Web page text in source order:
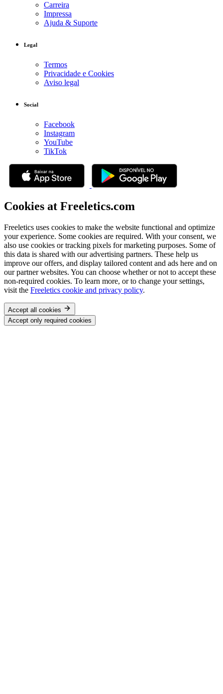
Carreira
Impressa
Ajuda & Suporte
Legal
Termos
Privacidade e Cookies
Aviso legal
Social
Facebook
Instagram
YouTube
TikTok
Cookies at Freeletics.com
Freeletics uses cookies to make the website functional and optimize
your experience. Some cookies are required. With your consent, we
also use cookies or tracking pixels for marketing purposes. Some of
this data is shared with our advertising partners. These help us
improve our offers, and display tailored content and ads here and on
our partner websites. You can choose whether or not to accept these
non-required cookies. To learn more, or to change your settings,
visit the Freeletics cookie and privacy policy.
Accept all cookies
Accept only required cookies